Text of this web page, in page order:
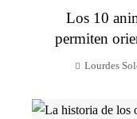
Los 10
permiten
Lourdes